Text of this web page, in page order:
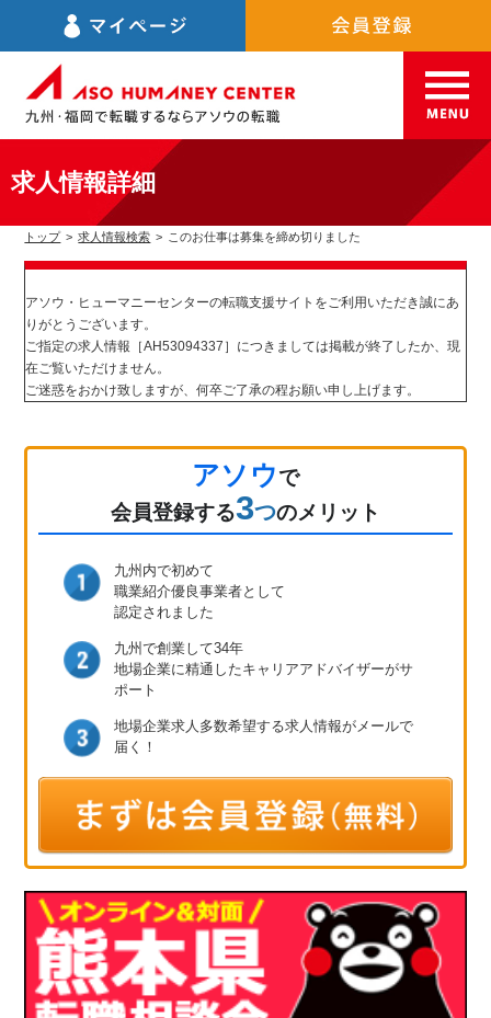
求人情報詳細
トップ > 求人情報検索 > このお仕事は募集を締め切りました
アソウ・ヒューマニーセンターの転職支援サイトをご利用いただき誠にあ
りがとうございます。
ご指定の求人情報［AH53094337］につきましては掲載が終了したか、現
在ご覧いただけません。
ご迷惑をおかけ致しますが、何卒ご了承の程お願い申し上げます。
アソウで
会員登録する3つのメリット
九州内で初めて
職業紹介優良事業者として
認定されました
九州で創業して34年
地場企業に精通したキャリアアドバイザーがサ
ポート
地場企業求人多数希望する求人情報が メールで
届く！